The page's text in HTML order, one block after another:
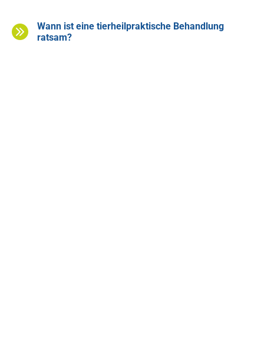
Wann ist eine tierheilpraktische Behandlung
ratsam?